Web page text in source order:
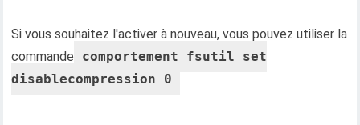
Si vous souhaitez l'activer à nouveau, vous pouvez utiliser la
commande
comportement fsutil set
disablecompression 0